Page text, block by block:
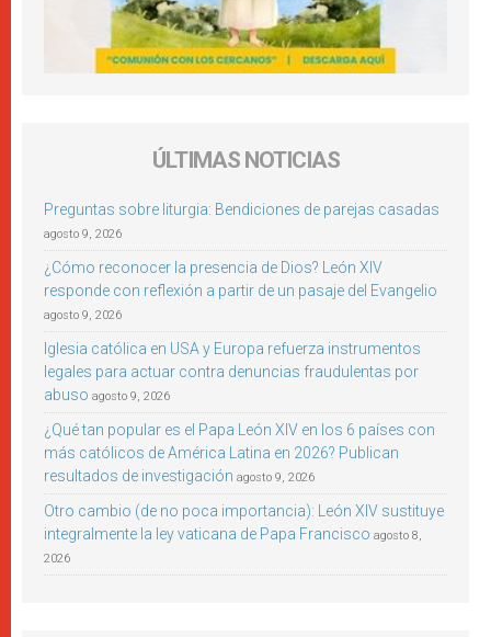
ÚLTIMAS NOTICIAS
Preguntas sobre liturgia: Bendiciones de parejas casadas
agosto 9, 2026
¿Cómo reconocer la presencia de Dios? León XIV
responde con reflexión a partir de un pasaje del Evangelio
agosto 9, 2026
Iglesia católica en USA y Europa refuerza instrumentos
legales para actuar contra denuncias fraudulentas por
abuso agosto 9, 2026
¿Qué tan popular es el Papa León XIV en los 6 países con
más católicos de América Latina en 2026? Publican
resultados de investigación agosto 9, 2026
Otro cambio (de no poca importancia): León XIV sustituye
integralmente la ley vaticana de Papa Francisco agosto 8,
2026